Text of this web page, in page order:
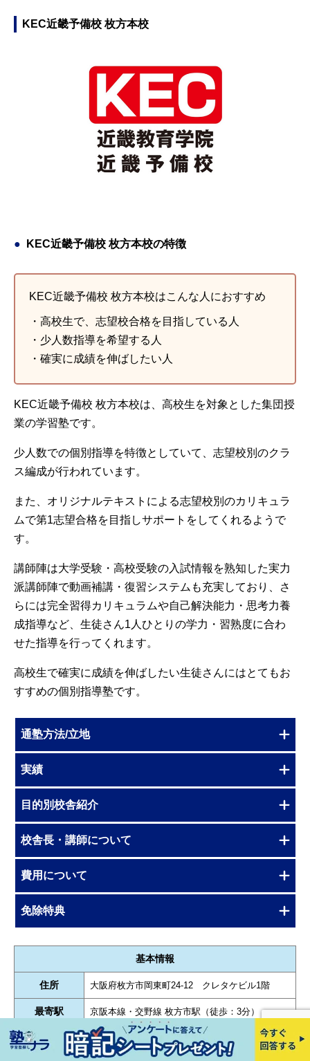
引用元： 評判ひろば
思い込んでいました。しかし、復習をすることで1回目に学ん
だことよりも覚えやすく、忘れにくくなったので、すごく驚き
いい塾はほぼないだろう
引用元： 評判ひろば
KEC近畿予備校 枚方本校
KEC近畿予備校 枚方本校の特徴
KEC近畿予備校 枚方本校はこんな人におすすめ
・高校生で、志望校合格を目指している人
・少人数指導を希望する人
・確実に成績を伸ばしたい人
KEC近畿予備校 枚方本校は、高校生を対象とした集団授
業の学習塾です。
少人数での個別指導を特徴としていて、志望校別のクラ
ス編成が行われています。
また、オリジナルテキストによる志望校別のカリキュラ
ムで第1志望合格を目指しサポートをしてくれるようで
す。
講師陣は大学受験・高校受験の入試情報を熟知した実力
派講師陣で動画補講・復習システムも充実しており、さ
らには完全習得カリキュラムや自己解決能力・思考力養
成指導など、生徒さん1人ひとりの学力・習熟度に合わ
せた指導を行ってくれます。
高校生で確実に成績を伸ばしたい生徒さんにはとてもお
すすめの個別指導塾です。
通塾方法/立地
実績
目的別校舎紹介
校舎長・講師について
費用について
免除特典
基本情報
住所 大阪府枚方市岡東町24-12 クレタケビル1階
最寄駅 京阪本線・交野線 枚方市駅（徒歩：3分）
指導対象 小学生・中学生・高校生・既卒生